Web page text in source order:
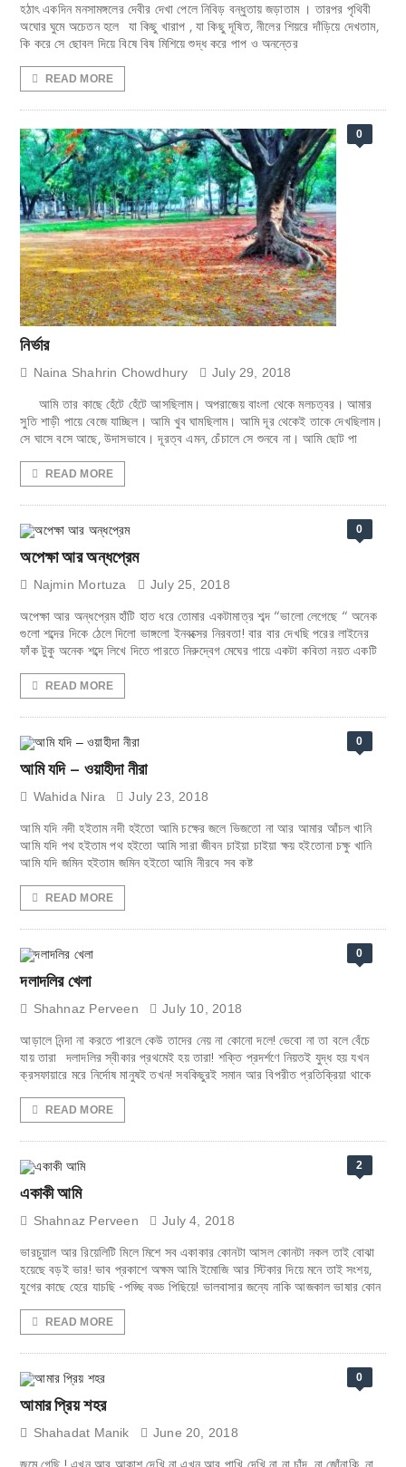
হঠাৎ একদিন মনসামঙ্গলের দেবীর দেখা পেলে নিবিড় বন্ধুতায় জড়াতাম । তারপর পৃথিবী
অঘোর ঘুমে অচেতন হলে যা কিছু খারাপ , যা কিছু দূষিত, নীলের শিয়রে দাঁড়িয়ে দেখতাম,
কি করে সে ছোবল দিয়ে বিষে বিষ মিশিয়ে শুদ্ধ করে পাপ ও অনন্তের
READ MORE
0
নির্ভার
Naina Shahrin Chowdhury July 29, 2018
আমি তার কাছে হেঁটে হেঁটে আসছিলাম। অপরাজেয় বাংলা থেকে মলচত্বর। আমার
সুতি শাড়ী পায়ে বেজে যাচ্ছিল। আমি খুব ঘামছিলাম। আমি দূর থেকেই তাকে দেখছিলাম।
সে ঘাসে বসে আছে, উদাসভাবে। দূরত্ব এমন, চেঁচালে সে শুনবে না। আমি ছোট পা
READ MORE
0
অপেক্ষা আর অন্ধপ্রেম
Najmin Mortuza July 25, 2018
অপেক্ষা আর অন্ধপ্রেম হাঁটি হাত ধরে তোমার একটামাত্র শব্দ “ভালো লেগেছে “ অনেক
গুলো শব্দের দিকে ঠেলে দিলো ভাঙ্গলো ইনবক্সের নিরবতা! বার বার দেখছি পরের লাইনের
ফাঁক টুকু অনেক শব্দে লিখে দিতে পারতে নিরুদ্বেগ মেঘের গায়ে একটা কবিতা নয়ত একটি
READ MORE
0
আমি যদি – ওয়াহীদা নীরা
Wahida Nira July 23, 2018
আমি যদি নদী হইতাম নদী হইতো আমি চক্ষের জলে ভিজতো না আর আমার আঁচল খানি
আমি যদি পথ হইতাম পথ হইতো আমি সারা জীবন চাইয়া চাইয়া ক্ষয় হইতোনা চক্ষু খানি
আমি যদি জমিন হইতাম জমিন হইতো আমি নীরবে সব কষ্ট
READ MORE
0
দলাদলির খেলা
Shahnaz Perveen July 10, 2018
আড়ালে নিন্দা না করতে পারলে কেউ তাদের নেয় না কোনো দলে! ভেবো না তা বলে বেঁচে
যায় তারা দলাদলির স্বীকার প্রথমেই হয় তারা! শক্তি প্রদর্শণে নিয়তই যুদ্ধ হয় যখন
ক্রসফায়ারে মরে নির্দোষ মানুষই তখন! সবকিছুরই সমান আর বিপরীত প্রতিক্রিয়া থাকে
READ MORE
2
একাকী আমি
Shahnaz Perveen July 4, 2018
ভারচুয়াল আর রিয়েলিটি মিলে মিশে সব একাকার কোনটা আসল কোনটা নকল তাই বোঝা
হয়েছে বড়ই ভার! ভাব প্রকাশে অক্ষম আমি ইমোজি আর স্টিকার দিয়ে মনে তাই সংশয়,
যুগের কাছে হেরে যাচছি -পড়্ছি বড্ড পিছিয়ে! ভালবাসার জন্যে নাকি আজকাল ভাষার কোন
READ MORE
0
আমার প্রিয় শহর
Shahadat Manik June 20, 2018